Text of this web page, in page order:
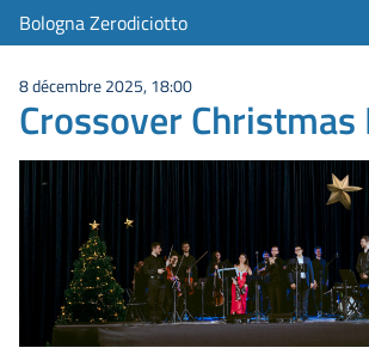
Bologna Zerodiciotto
8 décembre 2025, 18:00
Crossover